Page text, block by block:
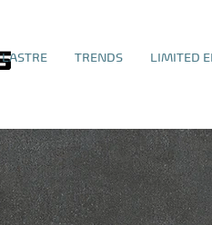
LASTRE TRENDS LIMITED